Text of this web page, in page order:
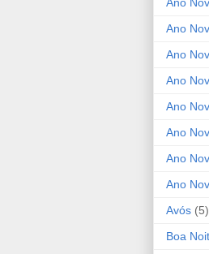
Ano
Ano
Ano
Ano
Ano
Ano
Ano
Avós (5)
Boa